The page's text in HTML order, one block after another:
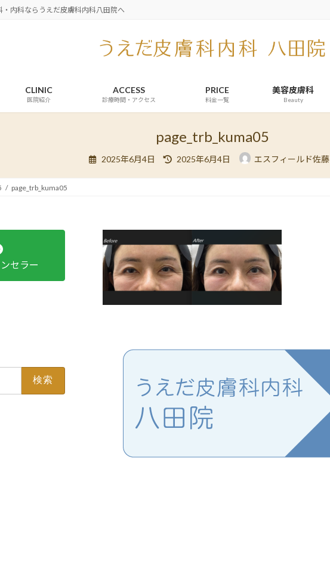
内科ならうえだ皮膚科内科八田院へ
CLINIC
医院紹介
ACCESS
診療時間・アクセス
PRICE
料金一覧
美容皮膚科
Beauty
page_trb_kuma05
2025年6月4日
最
終
新
2025年6月4日 エスフィールド佐藤
page_trb_kuma05
セラー